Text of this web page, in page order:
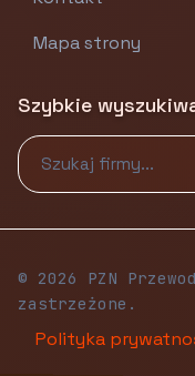
Mapa strony
Szybkie
© 2026 PZN
zastrzeżone.
Polityka